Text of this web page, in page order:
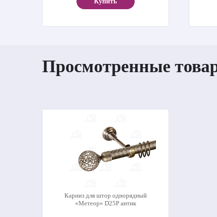
Просмотренные
Карниз для штор однорядный
«Метеор» D25Р антик